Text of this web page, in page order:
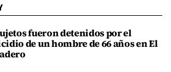
fueron detenidos por el
de un hombre de 66 años en El